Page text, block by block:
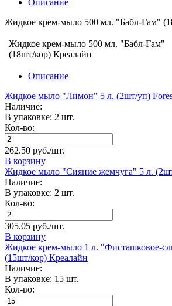
Жидкое крем-мыло 500 мл. "Бабл-Гам"
Жидкое крем-мыло 500 мл. "Бабл-Гам"
(18шт/кор) Креалайн
Описание
Жидкое мыло "Лимон" 5 л. (2шт/уп)
Наличие:
В упаковке: 2 шт.
Кол-во:
262.50 руб./шт.
В корзину
Жидкое мыло "Сияние жемчуга" 5 л.
Наличие:
В упаковке: 2 шт.
Кол-во:
305.05 руб./шт.
В корзину
Жидкое крем-мыло 1 л. "Фисташковое-
(15шт/кор) Креалайн
Наличие:
В упаковке: 15 шт.
Кол-во: